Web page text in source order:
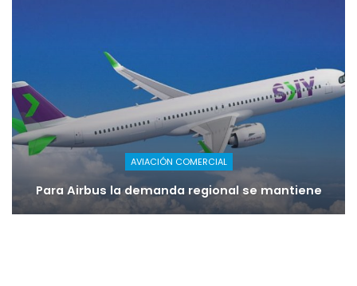
AVIACIÓN COMERCIAL
Para Airbus la demanda regional se mantiene